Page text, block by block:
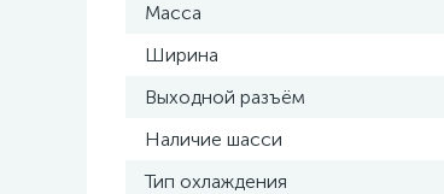
Масса
Ширина
Выходной разъём
Наличие шасси
Тип охлаждения